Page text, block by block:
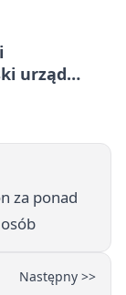
urząd
za ponad
Następny >>